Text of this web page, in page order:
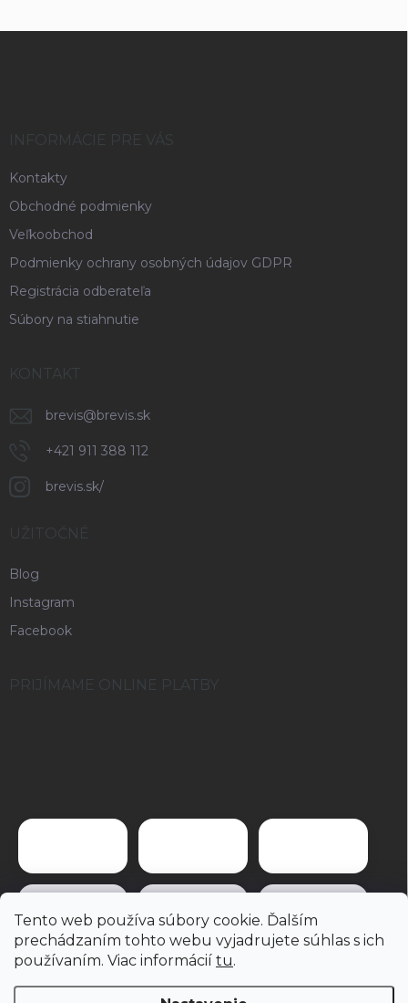
Tento web používa súbory cookie. Ďalším
prechádzaním tohto webu vyjadrujete súhlas s ich
používaním. Viac informácií tu.
INFORMÁCIE PRE VÁS
Kontakty
Obchodné podmienky
Veľkoobchod
Podmienky ochrany osobných údajov GDPR
Registrácia odberateľa
Súbory na stiahnutie
KONTAKT
brevis@brevis.sk
+421 911 388 112
brevis.sk/
UŽITOČNÉ
Blog
Instagram
Facebook
PRIJÍMAME ONLINE PLATBY